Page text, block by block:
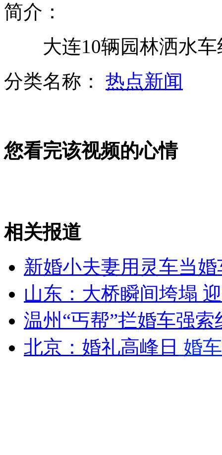
男子持刀横立闹市 民警5秒制服
奥运冠军郭伟阳回母校遭堵截
山西运城恶犬咬伤多人 警民合力深夜将其击毙
女孩北京地铁殴打老人 痛下狠手拳打脚踢
简介：
大连10辆园林洒水车
分类名称： 热点新闻
您看完该视频的心情
相关报道
新婚小夫妻用灵车当
山东：大桥瞬间垮塌
温州“丐帮”拦婚车强
北京：婚礼高峰日 婚车